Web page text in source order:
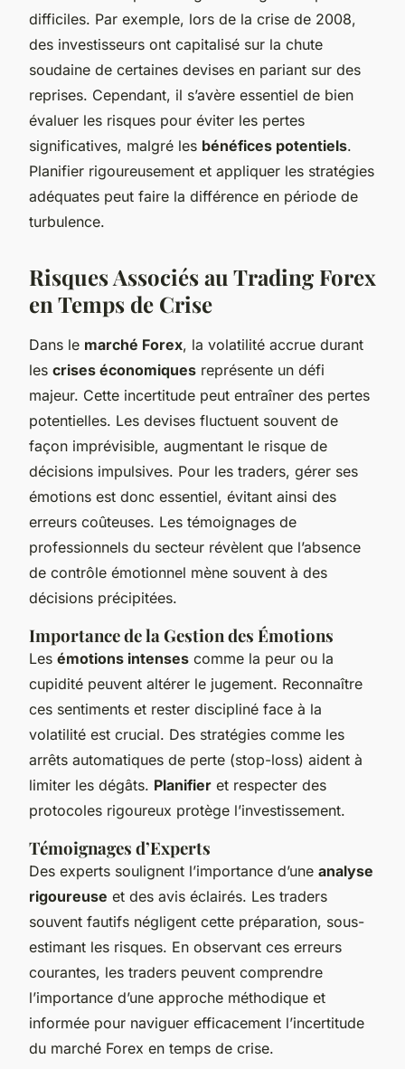
difficiles. Par exemple, lors de la crise de 2008,
des investisseurs ont capitalisé sur la chute
soudaine de certaines devises en pariant sur des
reprises. Cependant, il s’avère essentiel de bien
évaluer les risques pour éviter les pertes
significatives, malgré les bénéfices potentiels.
Planifier rigoureusement et appliquer les stratégies
adéquates peut faire la différence en période de
turbulence.
Risques Associés au Trading Forex
en Temps de Crise
Dans le marché Forex, la volatilité accrue durant
les crises économiques représente un défi
majeur. Cette incertitude peut entraîner des pertes
potentielles. Les devises fluctuent souvent de
façon imprévisible, augmentant le risque de
décisions impulsives. Pour les traders, gérer ses
émotions est donc essentiel, évitant ainsi des
erreurs coûteuses. Les témoignages de
professionnels du secteur révèlent que l’absence
de contrôle émotionnel mène souvent à des
décisions précipitées.
Importance de la Gestion des Émotions
Les émotions intenses comme la peur ou la
cupidité peuvent altérer le jugement. Reconnaître
ces sentiments et rester discipliné face à la
volatilité est crucial. Des stratégies comme les
arrêts automatiques de perte (stop-loss) aident à
limiter les dégâts. Planifier et respecter des
protocoles rigoureux protège l’investissement.
Témoignages d’Experts
Des experts soulignent l’importance d’une analyse
rigoureuse et des avis éclairés. Les traders
souvent fautifs négligent cette préparation, sous-
estimant les risques. En observant ces erreurs
courantes, les traders peuvent comprendre
l’importance d’une approche méthodique et
informée pour naviguer efficacement l’incertitude
du marché Forex en temps de crise.